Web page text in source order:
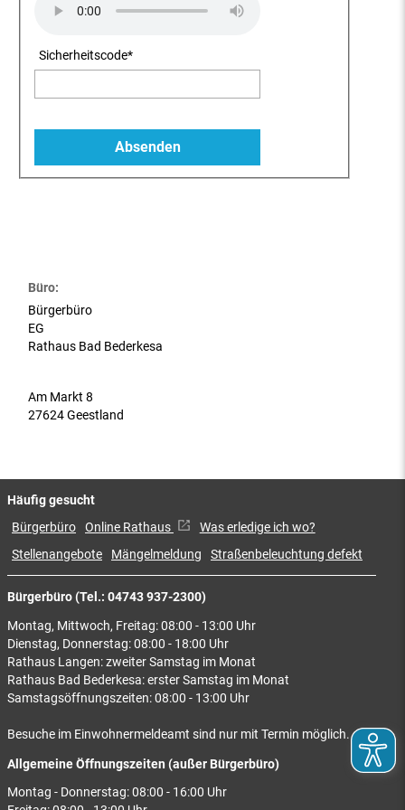
Sicherheitscode*
Büro:
Bürgerbüro
EG
Rathaus Bad Bederkesa
Am Markt 8
27624 Geestland
Bürgerbüro (Tel.: 04743 937-2300)
Montag, Mittwoch, Freitag: 08:00 - 13:00 Uhr
Dienstag, Donnerstag: 08:00 - 18:00 Uhr
Rathaus Langen: zweiter Samstag im Monat
Rathaus Bad Bederkesa: erster Samstag im Monat
Samstagsöffnungszeiten: 08:00 - 13:00 Uhr
Besuche im Einwohnermeldeamt sind nur mit Termin möglich.
Allgemeine Öffnungszeiten (außer Bürgerbüro)
Montag - Donnerstag: 08:00 - 16:00 Uhr
Häufig gesucht
Bürgerbüro Online Rathaus
Was erledige ich wo?
Stellenangebote
Mängelmeldung Straßenbeleuchtung defekt